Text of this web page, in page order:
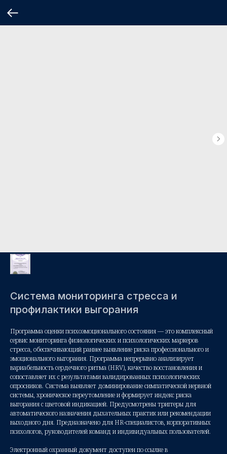
Система мониторинга стресса и
профилактики выгорания
Программа оценки психоэмоционального состояния — это комплексный
сервис мониторинга физиологических и психологических маркеров
стресса, обеспечивающий раннее выявление риска профессионального и
эмоционального выгорания. Программа непрерывно анализирует
вариабельность сердечного ритма (HRV), качество восстановления и
сопоставляет их с результатами валидированных психологических
опросников. Система выявляет доминирование симпатической нервной
системы, хроническое переутомление и формирует индекс риска
выгорания с цветовой индикацией. Предусмотрены триггеры для
автоматического назначения дыхательных практик или рекомендации
выходного дня. Предназначено для HR-специалистов, корпоративных
психологов, руководителей команд и индивидуальных пользователей.
Электронный охранный документ доступен по ссылке в